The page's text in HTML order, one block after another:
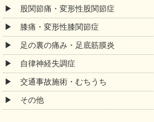
股関節痛・変形性股関節症
膝痛・変形性膝関節症
足の裏の痛み・足底筋膜炎
自律神経失調症
交通事故施術・むちうち
その他